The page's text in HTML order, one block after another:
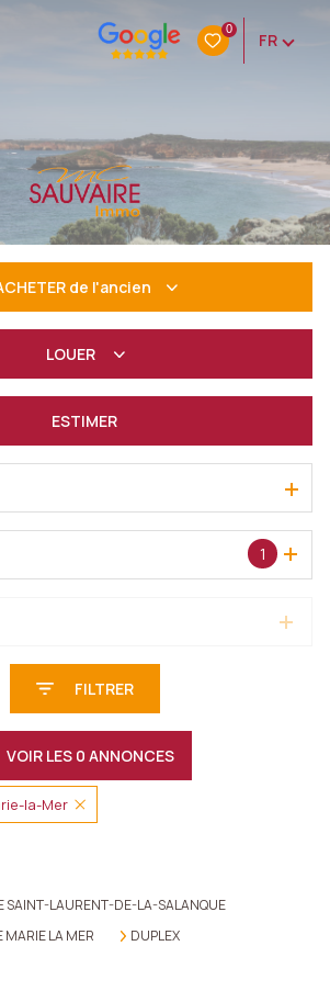
0
FR
de l'ancien
LOUER
ESTIMER
1
FILTRER
VOIR LES 0 ANNONCES
la-Mer
SAINT-LAURENT-DE-LA-SALANQUE
MARIE LA MER DUPLEX